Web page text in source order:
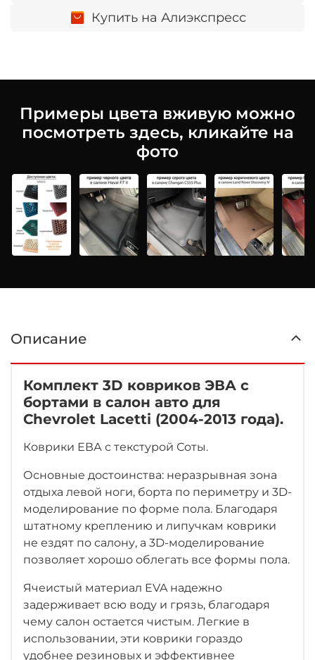
Купить на Алиэкспресс
Примеры цвета вживую можно
посмотреть здесь, кликайте на
фото
Описание
Комплект 3D ковриков ЭВА с
бортами в салон авто для
Chevrolet Lacetti (2004-2013 года).
Коврики ЕВА с текстурой Соты.
Основные достоинства: неразрывная зона
отдыха левой ноги, борта по периметру и 3D-
моделирование по форме пола. Благодаря
штатному креплению и липучкам коврики
не ездят по салону, а 3D-моделирование
позволяет хорошо облегать все формы пола.
Ячеистый материал EVA надежно
задерживает всю воду и грязь, благодаря
чему салон остается чистым. Легкие в
использовании, эти коврики гораздо
удобнее резиновых и эффективнее